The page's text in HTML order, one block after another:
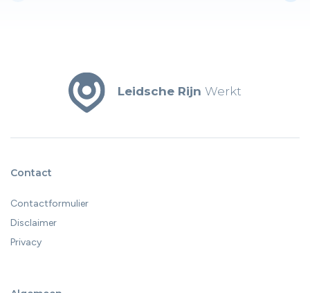
Leidsche Rijn Werkt
Contact
Contactformulier
Disclaimer
Privacy